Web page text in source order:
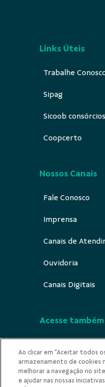
Links Úteis
Trabalhe
Sipag
Sicoob consórcios
Coopcerto
Nossos Canais
Fale Conosco
Imprensa
Canais de
Ouvidoria
Canais Digitais
Acesse também
Indícios de
Ao clicar em "Aceitar todos
armazenamento de cookies
melhorar a navegação no
e ajudar nas nossas